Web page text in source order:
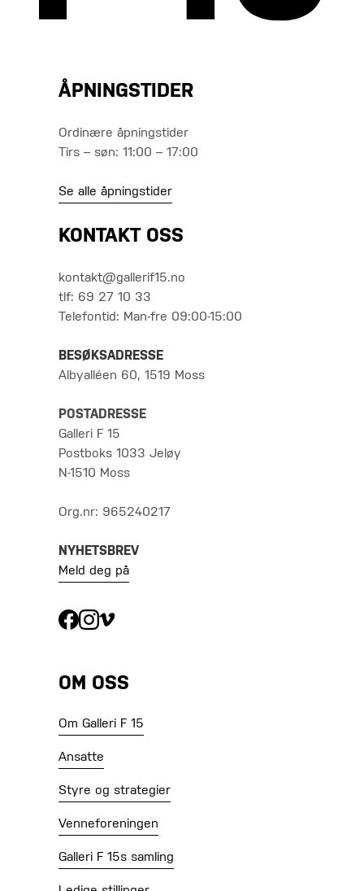
ÅPNINGSTIDER
Ordinære åpningstider
Tirs – søn: 11:00 – 17:00
Se alle åpningstider
KONTAKT OSS
kontakt@gallerif15.no
tlf: 69 27 10 33
Telefontid: Man-fre 09:00-15:00
BESØKSADRESSE
Albyalléen 60, 1519 Moss
POSTADRESSE
Galleri F 15
Postboks 1033 Jeløy
N-1510 Moss
Org.nr: 965240217
NYHETSBREV
Meld deg på
OM OSS
Om Galleri F 15
Ansatte
Styre og strategier
Venneforeningen
Galleri F 15s samling